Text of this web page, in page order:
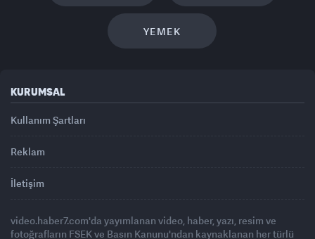
YEMEK
KURUMSAL
Kullanım Şartları
Reklam
İletişim
video.haber7.com'da yayımlanan video, haber, yazı, resim ve
fotoğrafların FSEK ve Basın Kanunu'ndan kaynaklanan her türlü